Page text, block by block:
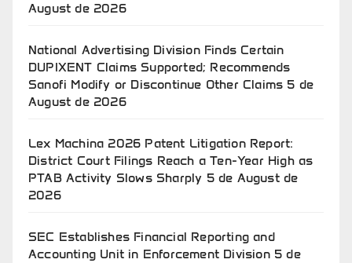
August de 2026
National Advertising Division Finds Certain
DUPIXENT Claims Supported; Recommends
Sanofi Modify or Discontinue Other Claims 5 de
August de 2026
Lex Machina 2026 Patent Litigation Report:
District Court Filings Reach a Ten-Year High as
PTAB Activity Slows Sharply 5 de August de
2026
SEC Establishes Financial Reporting and
Accounting Unit in Enforcement Division 5 de